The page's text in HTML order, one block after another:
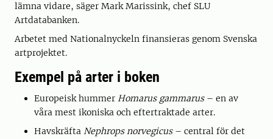
lämna vidare, säger Mark Marissink, chef SLU
Artdatabanken.
Arbetet med Nationalnyckeln finansieras genom Svenska
artprojektet.
Exempel på arter i boken
Europeisk hummer Homarus gammarus– en av
våra mest ikoniska och eftertraktade arter.
Havskräfta Nephrops norvegicus– central för det